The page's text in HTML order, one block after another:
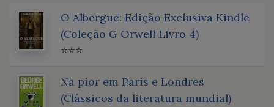
O Albergue: Edição Exclusiva Kindle
(Coleção G Orwell Livro 4)
⭐⭐⭐
Na pior em Paris e Londres
(Clássicos da literatura mundial)